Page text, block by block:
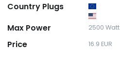
Country Plugs
Max Power
2500 Watt
Price 16.9 EUR